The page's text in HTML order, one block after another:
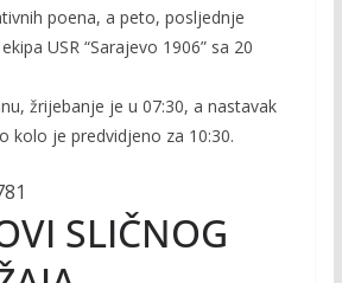
poena, a peto, posljednje
USR “Sarajevo 1906” sa 20
žrijebanje je u 07:30, a nastavak
kolo je predvidjeno za 10:30.
SLIČNOG